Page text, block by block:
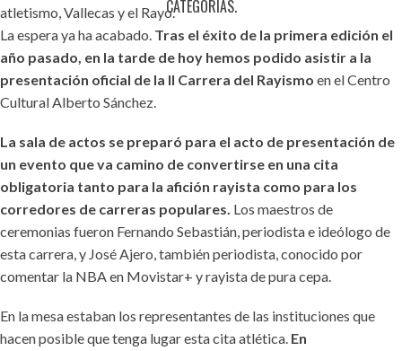
CATEGORÍAS.
atletismo, Vallecas y el Rayo.
La espera ya ha acabado. Tras el éxito de la primera edición el
año pasado, en la tarde de hoy hemos podido asistir a la
presentación oficial de la II Carrera del Rayismo en el Centro
Cultural Alberto Sánchez.
La sala de actos se preparó para el acto de presentación de
un evento que va camino de convertirse en una cita
obligatoria tanto para la afición rayista como para los
corredores de carreras populares. Los maestros de
ceremonias fueron Fernando Sebastián, periodista e ideólogo de
esta carrera, y José Ajero, también periodista, conocido por
comentar la NBA en Movistar+ y rayista de pura cepa.
En la mesa estaban los representantes de las instituciones que
hacen posible que tenga lugar esta cita atlética. En